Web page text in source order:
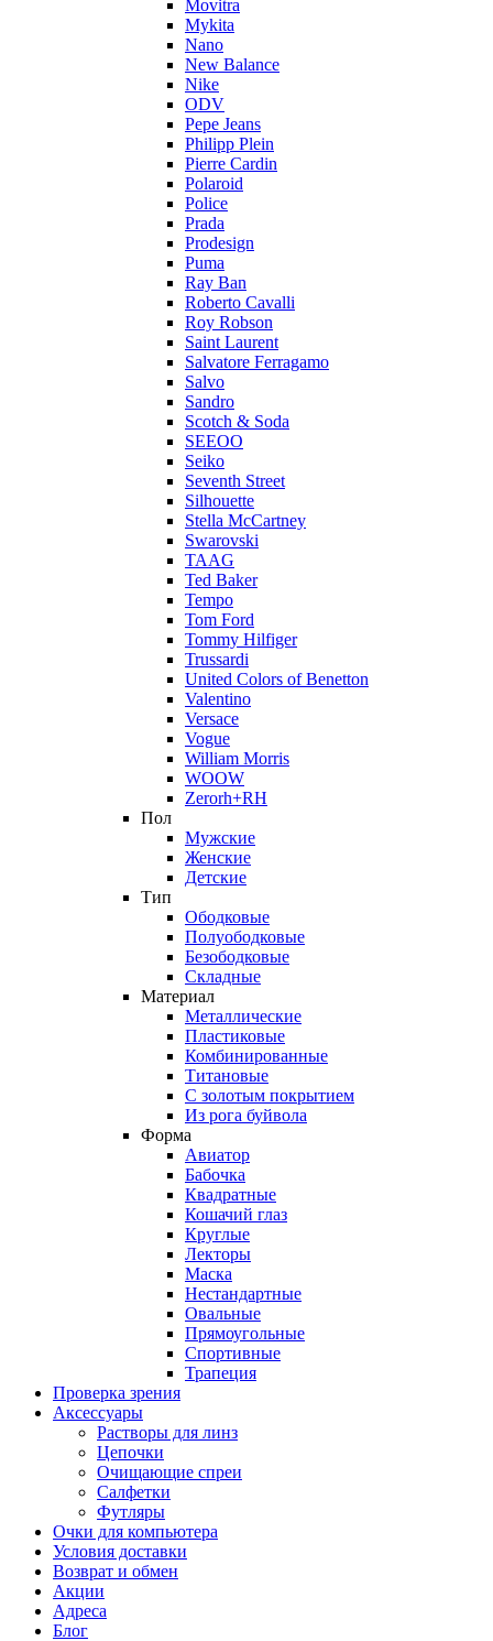
Movitra
Mykita
Nano
New Balance
Nike
ODV
Pepe Jeans
Philipp Plein
Pierre Cardin
Polaroid
Police
Prada
Prodesign
Puma
Ray Ban
Roberto Cavalli
Roy Robson
Saint Laurent
Salvatore Ferragamo
Salvo
Sandro
Scotch & Soda
SEEOO
Seiko
Seventh Street
Silhouette
Stella McCartney
Swarovski
TAAG
Ted Baker
Tempo
Tom Ford
Tommy Hilfiger
Trussardi
United Colors of Benetton
Valentino
Versace
Vogue
William Morris
WOOW
Zerorh+RH
Пол
Мужские
Женские
Детские
Тип
Ободковые
Полуободковые
Безободковые
Складные
Материал
Металлические
Пластиковые
Комбинированные
Титановые
С золотым покрытием
Из рога буйвола
Форма
Авиатор
Бабочка
Квадратные
Кошачий глаз
Круглые
Лекторы
Маска
Нестандартные
Овальные
Прямоугольные
Спортивные
Трапеция
Проверка зрения
Аксессуары
Растворы для линз
Цепочки
Очищающие спреи
Салфетки
Футляры
Очки для компьютера
Условия доставки
Возврат и обмен
Акции
Адреса
Блог